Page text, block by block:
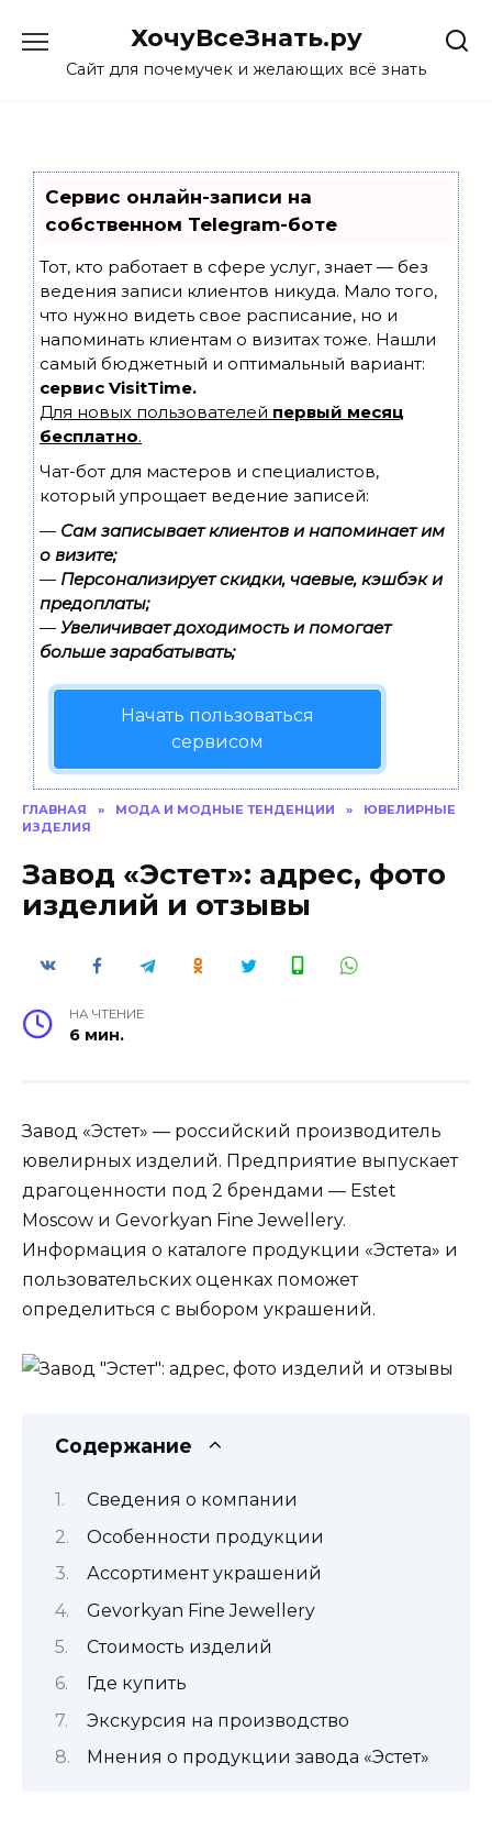
content
ХочуВсеЗнать.ру
Сайт для почемучек и желающих всё знать
Сервис онлайн-записи на
собственном Telegram-боте
Тот, кто работает в сфере услуг, знает — без
ведения записи клиентов никуда. Мало того,
что нужно видеть свое расписание, но и
напоминать клиентам о визитах тоже. Нашли
самый бюджетный и оптимальный вариант:
сервис VisitTime.
Для новых пользователей первый месяц
бесплатно.
Чат-бот для мастеров и специалистов,
который упрощает ведение записей:
— Сам записывает клиентов и напоминает им
о визите;
— Персонализирует скидки, чаевые, кэшбэк и
предоплаты;
— Увеличивает доходимость и помогает
больше зарабатывать;
Начать пользоваться
сервисом
ГЛАВНАЯ » МОДА И МОДНЫЕ ТЕНДЕНЦИИ »
ЮВЕЛИРНЫЕ
ИЗДЕЛИЯ
Завод «Эстет»: адрес, фото
изделий и отзывы
НА ЧТЕНИЕ
6 мин.
Завод «Эстет» — российский производитель
ювелирных изделий. Предприятие выпускает
драгоценности под 2 брендами — Estet
Moscow и Gevorkyan Fine Jewellery.
Информация о каталоге продукции «Эстета» и
пользовательских оценках поможет
определиться с выбором украшений.
Содержание
Сведения о компании
Особенности продукции
Ассортимент украшений
Gevorkyan Fine Jewellery
Стоимость изделий
Где купить
Экскурсия на производство
Мнения о продукции завода «Эстет»